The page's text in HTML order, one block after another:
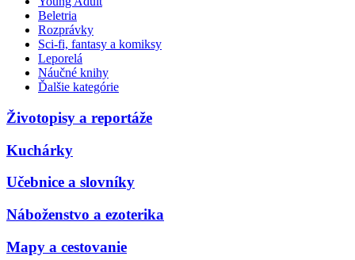
Beletria
Rozprávky
Sci-fi, fantasy a komiksy
Leporelá
Náučné knihy
Ďalšie kategórie
Životopisy a reportáže
Kuchárky
Učebnice a slovníky
Náboženstvo a ezoterika
Mapy a cestovanie